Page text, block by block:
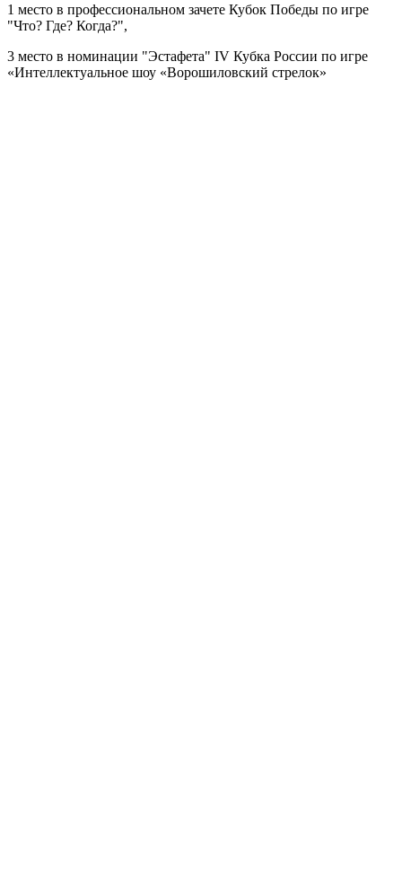
1 место в профессиональном зачете Кубок Победы по игре
"Что? Где? Когда?",
3 место в номинации "Эстафета" IV Кубка России по игре
«Интеллектуальное шоу «Ворошиловский стрелок»